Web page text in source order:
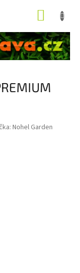
Nohel Garden